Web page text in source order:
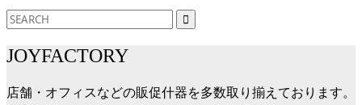
JOYFACTORY
店舗・オフィスなどの販促什器を多数取り揃えております。